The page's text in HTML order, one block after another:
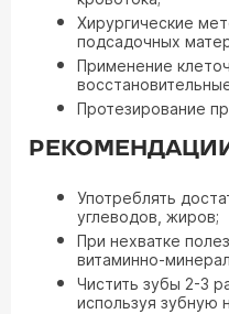
Хирургические
подсадочных
Применение
Протезирование
Употреблять
углеводов, жиров;
При нехватке
витаминно-
Чистить зубы 2-3
используя зубную